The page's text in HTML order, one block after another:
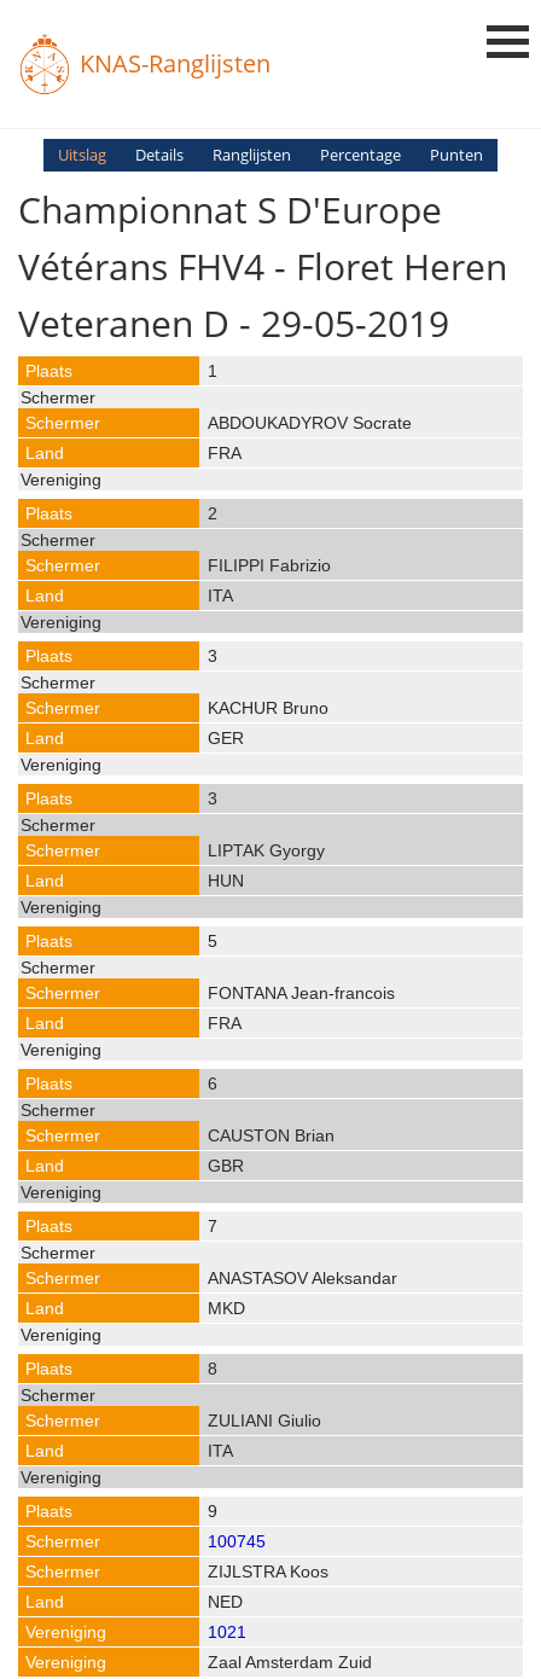
KNAS-Ranglijsten
Login
Uitslag Details Ranglijsten Percentage Punten
Championnat S D'Europe
Vétérans FHV4 - Floret Heren
Veteranen D - 29-05-2019
1
ABDOUKADYROV Socrate
FRA
2
FILIPPI Fabrizio
ITA
3
KACHUR Bruno
GER
3
LIPTAK Gyorgy
HUN
5
FONTANA Jean-francois
FRA
6
CAUSTON Brian
GBR
7
ANASTASOV Aleksandar
MKD
8
ZULIANI Giulio
ITA
9
100745
ZIJLSTRA Koos
NED
1021
Zaal Amsterdam Zuid